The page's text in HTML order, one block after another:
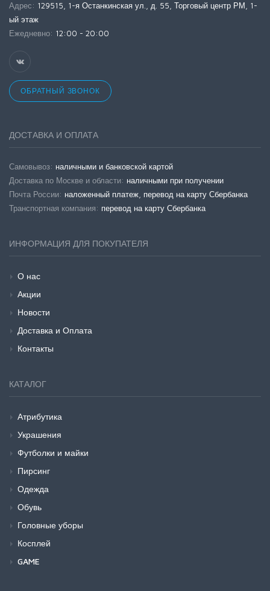
Адрес: 129515, 1-я Останкинская ул., д. 55, Торговый центр РМ, 1-
ый этаж
Ежедневно: 12:00 - 20:00
ОБРАТНЫЙ ЗВОНОК
ДОСТАВКА И ОПЛАТА
Самовывоз: наличными и банковской картой
Доставка по Москве и области: наличными при получении
Почта России: наложенный платеж, перевод на карту Сбербанка
Транспортная компания: перевод на карту Сбербанка
ИНФОРМАЦИЯ ДЛЯ ПОКУПАТЕЛЯ
О нас
Акции
Новости
Доставка и Оплата
Контакты
КАТАЛОГ
Атрибутика
Украшения
Футболки и майки
Пирсинг
Одежда
Обувь
Головные уборы
Косплей
GAME